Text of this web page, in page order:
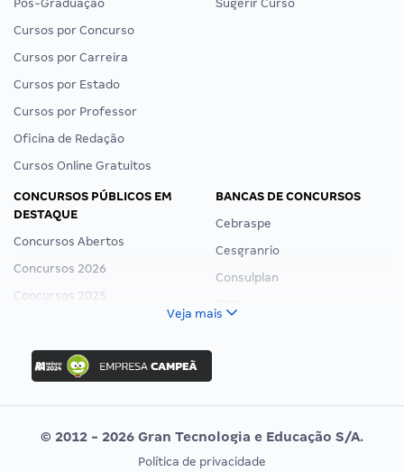
Pós-Graduação
Cursos por Concurso
Cursos por Carreira
Cursos por Estado
Cursos por Professor
Oficina de Redação
Cursos Online Gratuitos
Sugerir Curso
CONCURSOS PÚBLICOS EM
DESTAQUE
Concursos Abertos
Concursos 2026
Concursos 2025
Concurso Nacional Unificado
Concurso Ibama
Concurso MPU
Editais publicados
BANCAS DE CONCURSOS
Cebraspe
Cesgranrio
Consulplan
Vunesp
Veja mais
© 2012 - 2026 Gran Tecnologia e Educação S/A.
Política de privacidade